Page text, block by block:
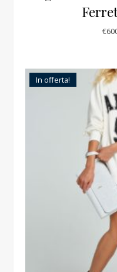
€
In offerta!